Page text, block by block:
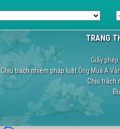
TRANG
Giấy
Chịu trách nhiệm pháp luật:Ông Mùa A
Chịu trách